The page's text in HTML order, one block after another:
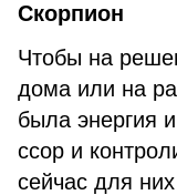
Скорпион
Чтобы на
дома или на
была энергия
ссор и
сейчас для